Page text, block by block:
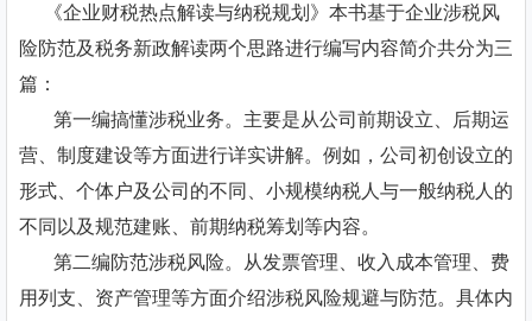
《企业财税热点解读与纳税规划》本书基于企业涉税风
险防范及税务新政解读两个思路进行编写内容简介共分为三
篇：
第一编搞懂涉税业务。主要是从公司前期设立、后期运
营、制度建设等方面进行详实讲解。例如，公司初创设立的
形式、个体户及公司的不同、小规模纳税人与一般纳税人的
不同以及规范建账、前期纳税筹划等内容。
第二编防范涉税风险。从发票管理、收入成本管理、费
用列支、资产管理等方面介绍涉税风险规避与防范。具体内